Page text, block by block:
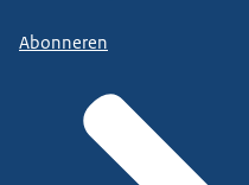
Abonneren